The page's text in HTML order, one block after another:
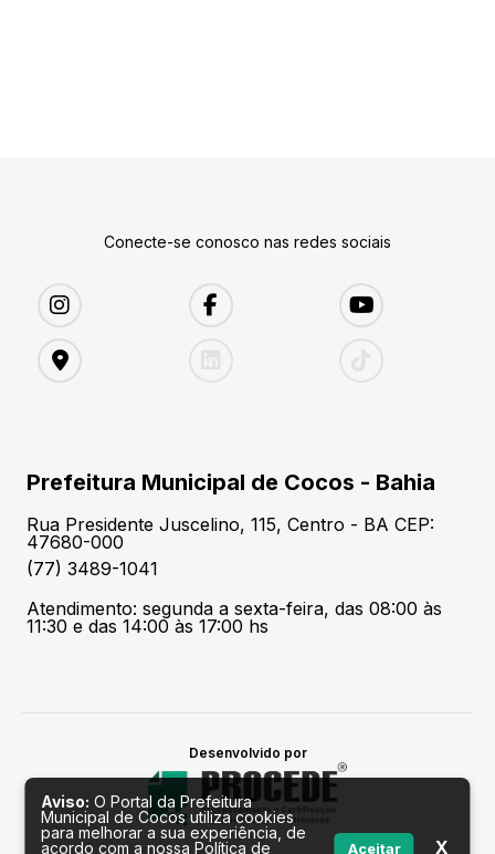
Conecte-se conosco nas redes sociais
Prefeitura Municipal de Cocos - Bahia
Rua Presidente Juscelino, 115, Centro - BA CEP:
47680-000
(77) 3489-1041
Atendimento: segunda a sexta-feira, das 08:00 às
11:30 e das 14:00 às 17:00 hs
Desenvolvido por
Aviso: O Portal da Prefeitura
Municipal de Cocos utiliza cookies
para melhorar a sua experiência, de
acordo com a nossa Política de
Aceitar X